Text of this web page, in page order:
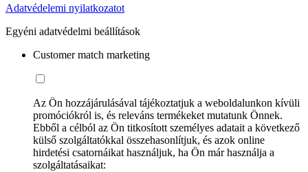
Adatvédelemi nyilatkozatot
Egyéni adatvédelmi beállítások
Customer match marketing
Az Ön hozzájárulásával tájékoztatjuk a weboldalunkon kívüli
promóciókról is, és releváns termékeket mutatunk Önnek.
Ebből a célból az Ön titkosított személyes adatait a következő
külső szolgáltatókkal összehasonlítjuk, és azok online
hirdetési csatornáikat használjuk, ha Ön már használja a
szolgáltatásaikat: